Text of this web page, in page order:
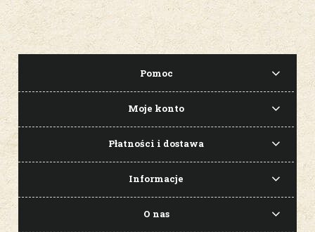
Pomoc
Moje konto
Płatności i dostawa
Informacje
O nas